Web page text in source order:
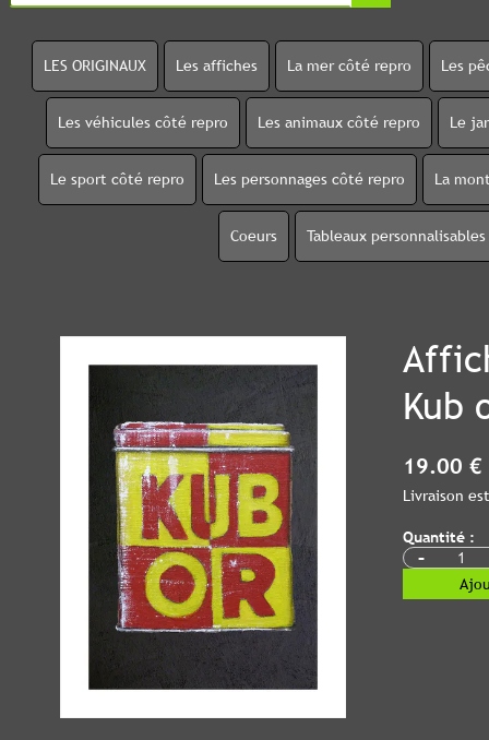
LES ORIGINAUX Les affiches La mer côté repro Les
Les véhicules côté repro Les animaux côté repro Le
Le sport côté repro Les personnages côté repro La
Coeurs Tableaux personnalisables
Kub
19.00 €
Livraison
Quantité :
-